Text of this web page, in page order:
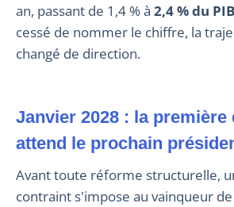
an, passant de 1,4 % à 2,4 % du PIB
cessé de nommer le chiffre, la
changé de direction.
Janvier 2028 : la première
attend le prochain
Avant toute réforme structurelle, un calendrier
contraint s'impose au vainqueur